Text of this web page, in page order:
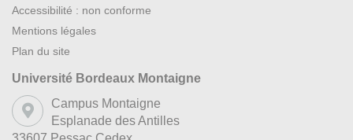
Accessibilité : non conforme
Mentions légales
Plan du site
Université Bordeaux Montaigne
Campus Montaigne
Esplanade des Antilles